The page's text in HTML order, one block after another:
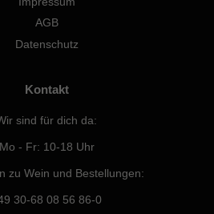
AGB
Datenschutz
Kontakt
sind für dich da:
Mo - Fr: 10-18 Uhr
zu Wein und Bestellungen:
30-68 08 56 86-0